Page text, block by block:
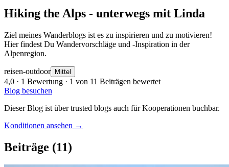
Hiking the Alps - unterwegs mit Linda
Ziel meines Wanderblogs ist es zu inspirieren und zu motivieren!
Hier findest Du Wandervorschläge und -Inspiration in der
Alpenregion.
reisen-outdoor Mittel
4,0 · 1 Bewertung · 1 von 11 Beiträgen bewertet
Blog besuchen
Dieser Blog ist über trusted blogs auch für Kooperationen buchbar.
Konditionen ansehen →
Beiträge (11)